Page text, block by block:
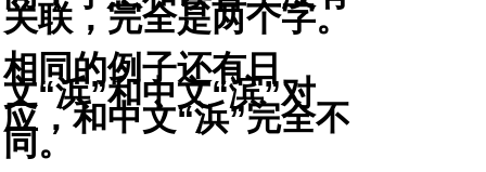
关联，完全是两个字。
相同的例子还有日
文“浜”和中文“滨”对
应，和中文“浜”完全不
同。